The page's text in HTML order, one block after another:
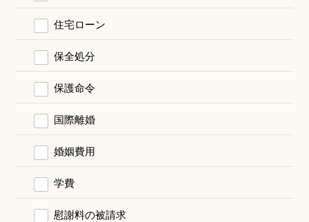
住宅ローン
保全処分
保護命令
国際離婚
婚姻費用
学費
慰謝料の被請求